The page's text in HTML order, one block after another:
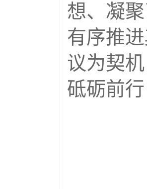
想、凝
有序推
议为契
砥砺前